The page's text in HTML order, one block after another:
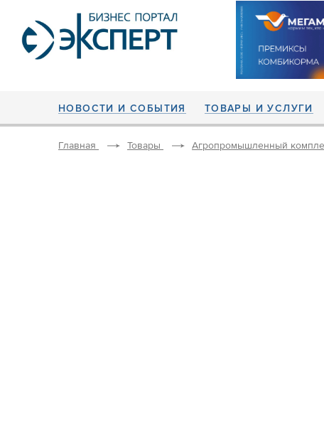
НОВОСТИ И СОБЫТИЯ ТОВАРЫ И УСЛУГИ
Главная Товары Агропромышленный